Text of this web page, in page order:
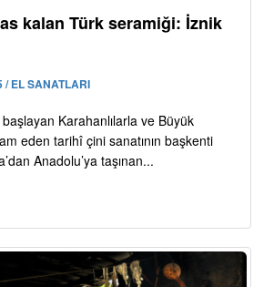
kalan Türk seramiği: İznik
/ EL SANATLARI
Karahanlılarla ve Büyük
eden tarihî çini sanatının başkenti
Anadolu’ya taşınan...